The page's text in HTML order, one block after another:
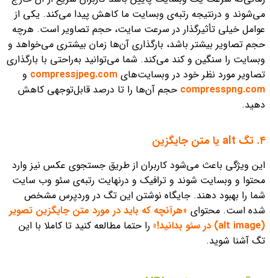
می‌شوند و درنتیجه رتبه‌ی وبسایت ما کاهش پیدا می‌کند. یکی از
عوامل خیلی تأثیرگذار در سرعت سایت، حجم تصاویر است. هرچه
حجم تصاویر بیشتر باشد، بارگذاری آن‌ها زمان بیشتری می‌خواهد و
وبسایت را سنگین و کند می‌کند. شما می‌توانید به‌راحتی با بارگذاری
تصاویر مورد نظر خود در وبسایت‌های compressjpeg.com و
compresspng.com حجم آن‌ها را تا درصد قابل‌توجهی کاهش
دهید.
۴. تگ alt یا متن جایگزین
این ویژگی باعث می‌شود کاربران از طریق جستجوی عکس نیز وارد
محتوا و وبسایت شوند و ترافیک و درنهایت رتبه‌ی سئو وب سایت
شما را بهبود دهند. جایگاه نوشتن این تگ در وردپرس مشخص
شده است. محتوای «هرآنچه که باید در مورد متن جایگزین تصویر
(alt image) در سئو بدانید!
» را حتما مطالعه کنید تا کاملا با این
تگ آشنا شوید.